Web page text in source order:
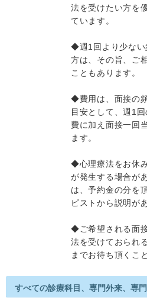
法を受けたい方を
ています。
◆週1回より少ない
方は、その旨、ご
こともあります。
◆費用は、面接の
目安として、週1
費に加え面接一回
ます。
◆心理療法をお休
が発生する場合が
は、予約金の分を
ピストから説明が
◆ご希望される面
法を受けておられ
までお待ち頂くこ
すべての診療科目、専門外来、専